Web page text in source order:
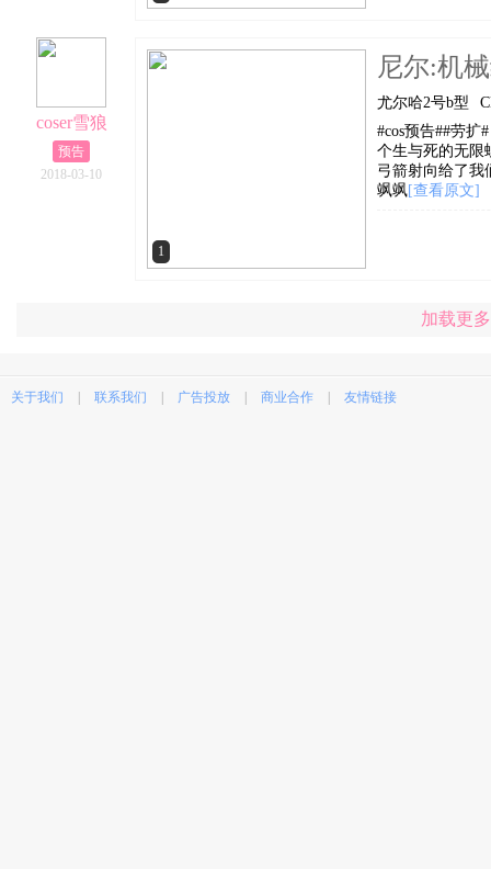
coser雪狼
预告
2018-03-10
1
尼尔:机
尤尔哈2号b型
#cos预告##劳扩
个生与死的无
弓箭射向给了我
飒飒[查看原文]
加载更
关于我们 联系我们 广告投放 商业合作 友情链接